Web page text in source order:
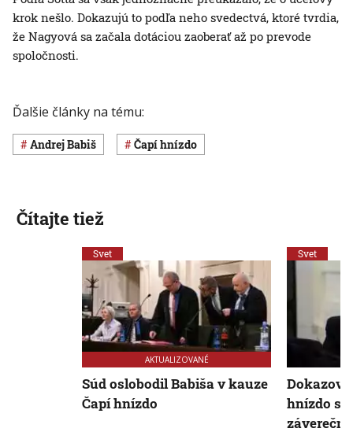
krok nešlo. Dokazujú to podľa neho svedectvá, ktoré tvrdia,
že Nagyová sa začala dotáciou zaoberať až po prevode
spoločnosti.
Ďalšie články na tému:
Andrej Babiš Čapí hnízdo
Čítajte tiež
Svet
AKTUALIZOVANÉ
Súd oslobodil Babiša v kauze
Čapí hnízdo
Svet
hnízdo